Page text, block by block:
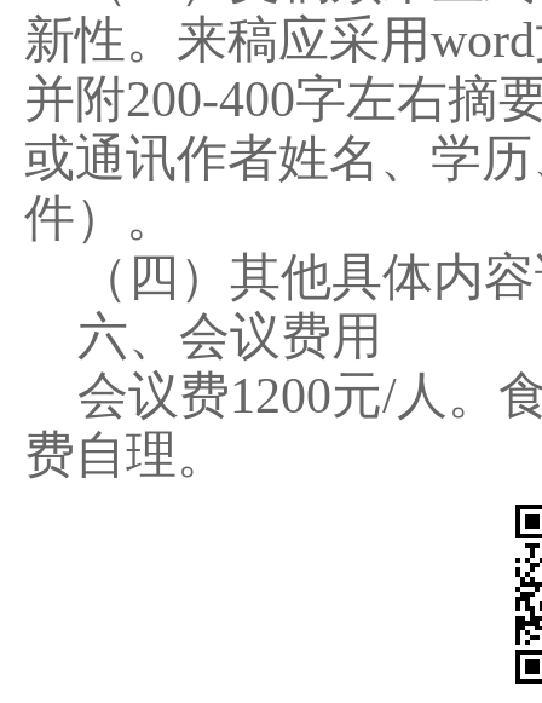
新性。来稿应采用
并附200-400字左右摘
或通讯作者姓名、学
件）。
（四）其他具体内
六、会议费用
会议费1200元/人。
费自理。